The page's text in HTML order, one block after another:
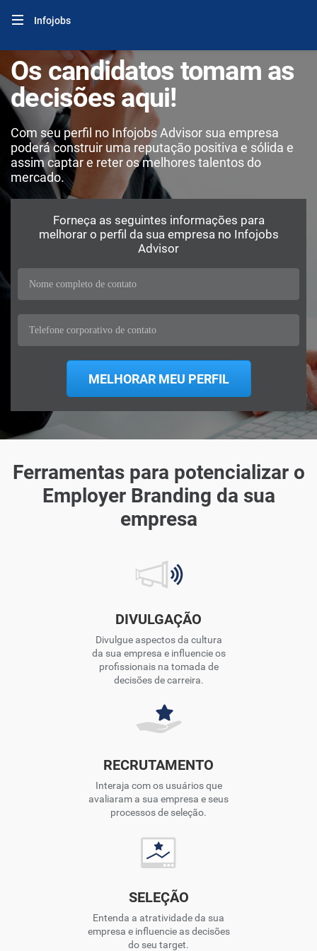
Infojobs
Os candidatos tomam as
decisões aqui!
Com seu perfil no Infojobs Advisor sua empresa
poderá construir uma reputação positiva e sólida e
assim captar e reter os melhores talentos do
mercado.
Forneça as seguintes informações para
melhorar o perfil da sua empresa no Infojobs
Advisor
Ferramentas para potencializar o
Employer Branding da sua
empresa
DIVULGAÇÃO
Divulgue aspectos da cultura
da sua empresa e influencie os
profissionais na tomada de
decisões de carreira.
RECRUTAMENTO
Interaja com os usuários que
avaliaram a sua empresa e seus
processos de seleção.
SELEÇÃO
Entenda a atratividade da sua
empresa e influencie as decisões
do seu target.